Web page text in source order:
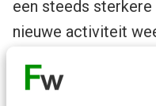
een steeds
nieuwe activiteit
Wil je als merk